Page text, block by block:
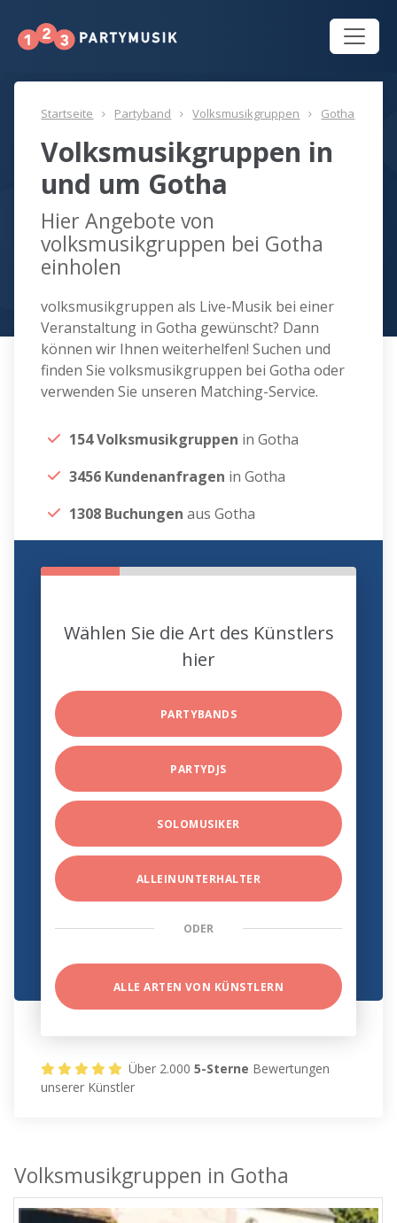
Startseite Partyband Volksmusikgruppen Gotha
Volksmusikgruppen in
und um Gotha
Hier Angebote von
volksmusikgruppen bei Gotha
einholen
volksmusikgruppen als Live-Musik bei einer
Veranstaltung in Gotha gewünscht? Dann
können wir Ihnen weiterhelfen! Suchen und
finden Sie volksmusikgruppen bei Gotha oder
verwenden Sie unseren Matching-Service.
154 Volksmusikgruppen in Gotha
3456 Kundenanfragen in Gotha
1308 Buchungen aus Gotha
Wählen Sie die Art des Künstlers
hier
PARTYBANDS
PARTYDJS
SOLOMUSIKER
ALLEINUNTERHALTER
ODER
ALLE ARTEN VON KÜNSTLERN
Über 2.0005-Sterne Bewertungen
unserer Künstler
Volksmusikgruppen in Gotha